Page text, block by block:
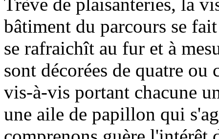
bâtiment du parcours se
se rafraichît au fur et à
sont décorées de quatre
vis-à-vis portant chacune
une aile de papillon qui